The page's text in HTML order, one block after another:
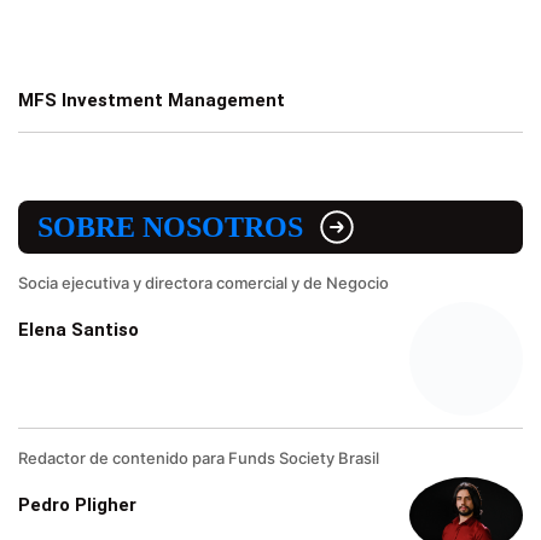
MFS Investment Management
SOBRE NOSOTROS
Socia ejecutiva y directora comercial y de Negocio
Elena Santiso
Redactor de contenido para Funds Society Brasil
Pedro Pligher